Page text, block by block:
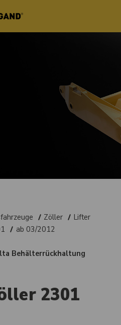
Zöller
Lifter
ab 03/2012
Behälterrückhaltung
2301